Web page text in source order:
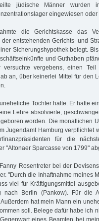
jüdische Männer wurden
eingewiesen
die Gerichtskasse das
entstehenden Gerichts- und
Sicherungshypothek belegt.
und Guthaben
versuchte vergebens, einen Teil
an, über keinerlei Mittel für den
Tochter hatte. Er hatte
Lehre absolvierte,
worden. Die monatlichen
Jugendamt Hamburg verpflichtet
für die
"Altonaer Sparcasse von 1799"
Rosentreter bei der
"Durch die Inhaftnahme meines
viel für Kräftigungsmittel
nach Berlin (Pankow). Für die
hat mein Mann ein
soll. Belege dafür habe ich
eines Beamten bei